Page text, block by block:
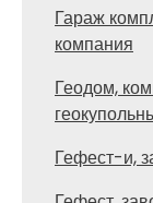
Гараж
компания
Геодом,
Гефест-и,